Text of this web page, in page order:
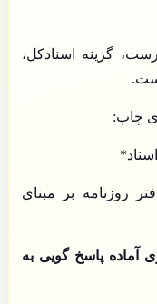
گزینه اسنادکل،
چاپ:
روزنامه بر مبنای
آماده پاسخ گویی به